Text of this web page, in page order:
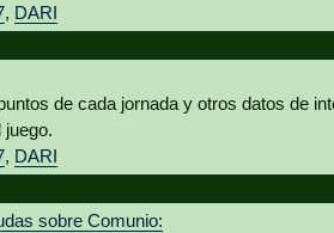
, DARI
de cada jornada y otros datos de
juego.
, DARI
sobre Comunio: